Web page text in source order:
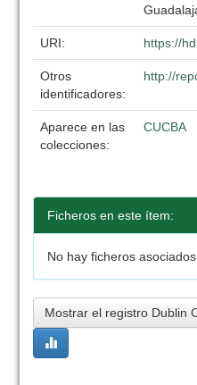
URI: https://
Otros
identificadores:
http://
Aparece en las
colecciones:
CUCBA
Ficheros en este ítem:
No hay ficheros
Mostrar el registro Dublin